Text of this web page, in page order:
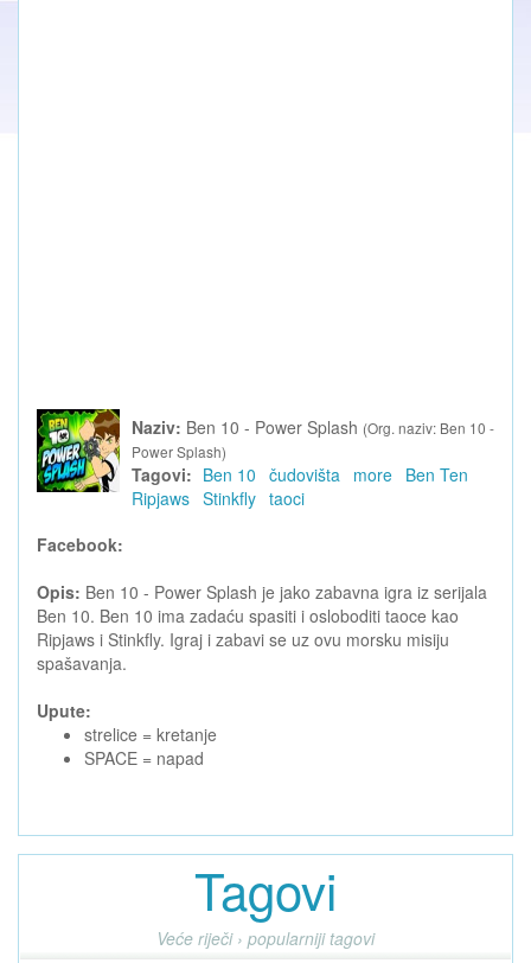
Naziv: Ben 10 - Power Splash (Org. naziv: Ben 10 -
Power Splash)
Tagovi: Ben 10 čudovišta more Ben Ten
Ripjaws Stinkfly taoci
Facebook:
Opis: Ben 10 - Power Splash je jako zabavna igra iz serijala
Ben 10. Ben 10 ima zadaću spasiti i osloboditi taoce kao
Ripjaws i Stinkfly. Igraj i zabavi se uz ovu morsku misiju
spašavanja.
Upute:
strelice = kretanje
SPACE = napad
Tagovi
Veće riječi › popularniji tagovi